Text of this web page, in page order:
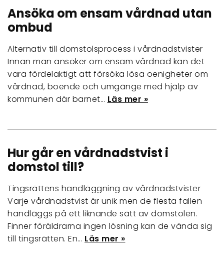
Ansöka om ensam vårdnad utan
ombud
Alternativ till domstolsprocess i vårdnadstvister
Innan man ansöker om ensam vårdnad kan det
vara fördelaktigt att försöka lösa oenigheter om
vårdnad, boende och umgänge med hjälp av
kommunen där barnet… Läs mer »
Hur går en vårdnadstvist i
domstol till?
Tingsrättens handläggning av vårdnadstvister
Varje vårdnadstvist är unik men de flesta fallen
handläggs på ett liknande sätt av domstolen.
Finner föräldrarna ingen lösning kan de vända sig
till tingsrätten. En… Läs mer »